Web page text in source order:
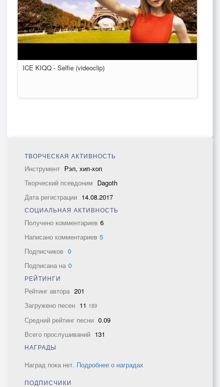
ICE KIQQ - Selfie (videoclip)
ТВОРЧЕСКАЯ АКТИВНОСТЬ
Инструмент Рэп, хип-хоп
Творческий псевдоним Dagoth
Дата регистрации 14.08.2017
СОЦИАЛЬНАЯ АКТИВНОСТЬ
Получено комментариев 6
Написано комментариев 5
Подписчиков 0
Подписана на 0
РЕЙТИНГИ
Рейтинг автора 201
Загружено песен 11 189
Средний рейтинг песни 0.09
Всего прослушиваний 131
НАГРАДЫ
Наград пока нет. Подробнее о наградах
ПОДПИСЧИКИ